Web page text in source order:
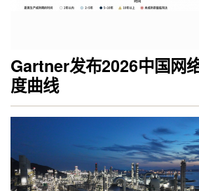
Gartner发布2026中国网
度曲线